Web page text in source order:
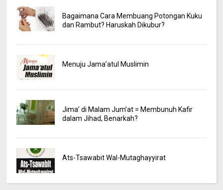
Bagaimana Cara Membuang Potongan Kuku
dan Rambut? Haruskah Dikubur?
Menuju Jama’atul Muslimin
Jima’ di Malam Jum’at = Membunuh Kafir
dalam Jihad, Benarkah?
Ats-Tsawabit Wal-Mutaghayyirat